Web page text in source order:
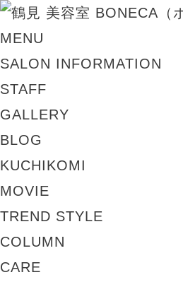
MENU
SALON INFORMATION
STAFF
GALLERY
BLOG
KUCHIKOMI
MOVIE
TREND STYLE
COLUMN
CARE